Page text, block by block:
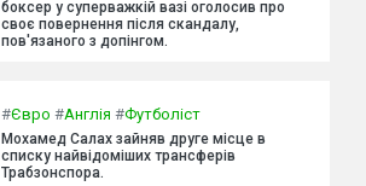
боксер у суперважкій вазі оголосив про
своє повернення після скандалу,
пов'язаного з допінгом.
#Євро #Англія #Футболіст
Мохамед Салах зайняв друге місце в
списку найвідоміших трансферів
Трабзонспора.